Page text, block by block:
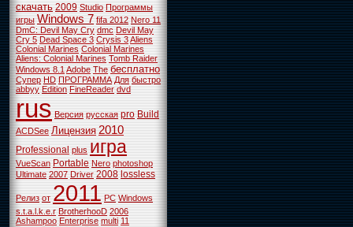
скачать 2009 Studio Программы
игры Windows 7 fifa 2012 Nero 11
DmC: Devil May Cry dmc Devil May
Cry 5 Dead Space 3 Crysis 3Aliens
Colonial Marines Colonial Marines
Aliens: Colonial Marines Tomb Raider
Windows 8.1Adobe The бесплатно
Супер HD ПРОГРАММА Для быстро
abbyy Edition FineReader dvd
rus Версия русская pro Build
ACDSee Лицензия 2010
Professional plus игра
VueScan Portable Nero photoshop
Ultimate 2007 Driver 2008 lossless
Релиз от 2011 PC Windows
s.t.a.l.k.e.r BrotherhooD 2006
Ashampoo Enterprise multi 11